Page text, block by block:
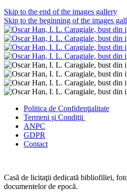
Skip to the end of the images gallery
Skip to the beginning of the images
Politica de Confidenţialitate
Termeni şi Condiţii
ANPC
GDPR
Contact
Casă de licitaţii dedicată bibliofiliei,
documentelor de epocă.